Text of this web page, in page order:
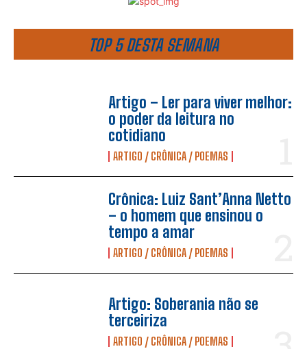
TOP 5 DESTA SEMANA
Artigo – Ler para viver melhor:
o poder da leitura no
cotidiano
ARTIGO / CRÔNICA / POEMAS
Crônica: Luiz Sant’Anna Netto
– o homem que ensinou o
tempo a amar
ARTIGO / CRÔNICA / POEMAS
Artigo: Soberania não se
terceiriza
ARTIGO / CRÔNICA / POEMAS